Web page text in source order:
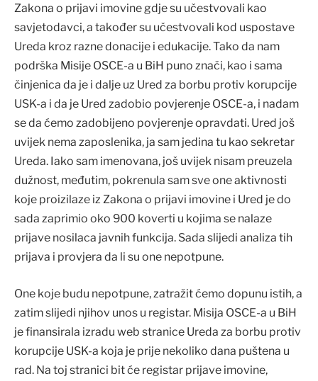
Zakona o prijavi imovine gdje su učestvovali kao
savjetodavci, a također su učestvovali kod uspostave
Ureda kroz razne donacije i edukacije. Tako da nam
podrška Misije OSCE-a u BiH puno znači, kao i sama
činjenica da je i dalje uz Ured za borbu protiv korupcije
USK-a i da je Ured zadobio povjerenje OSCE-a, i nadam
se da ćemo zadobijeno povjerenje opravdati. Ured još
uvijek nema zaposlenika, ja sam jedina tu kao sekretar
Ureda. Iako sam imenovana, još uvijek nisam preuzela
dužnost, međutim, pokrenula sam sve one aktivnosti
koje proizilaze iz Zakona o prijavi imovine i Ured je do
sada zaprimio oko 900 koverti u kojima se nalaze
prijave nosilaca javnih funkcija. Sada slijedi analiza tih
prijava i provjera da li su one nepotpune.
One koje budu nepotpune, zatražit ćemo dopunu istih, a
zatim slijedi njihov unos u registar. Misija OSCE-a u BiH
je finansirala izradu web stranice Ureda za borbu protiv
korupcije USK-a koja je prije nekoliko dana puštena u
rad. Na toj stranici bit će registar prijave imovine,